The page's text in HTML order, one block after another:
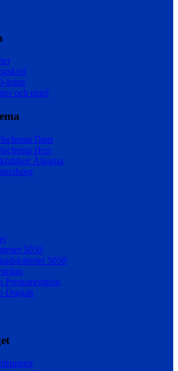
lotter
och entré
Dam
Herr
Älgarna
5050
5050
Prenumeration
Digitalt